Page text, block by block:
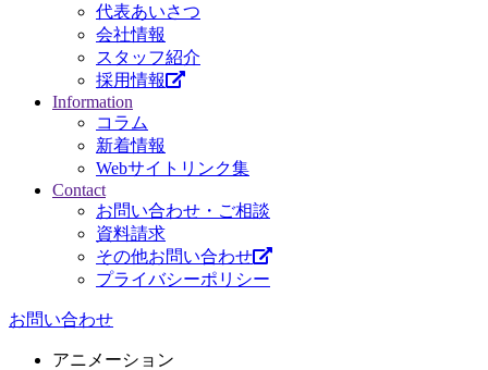
代表あいさつ
会社情報
スタッフ紹介
採用情報
Information
コラム
新着情報
Webサイトリンク集
Contact
お問い合わせ・ご相談
資料請求
その他お問い合わせ
プライバシーポリシー
お問い合わせ
アニメーション